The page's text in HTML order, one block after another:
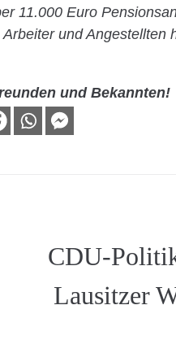
11.000 Euro
und Angestellten
und Bekannten!
CDU-
Lausitzer